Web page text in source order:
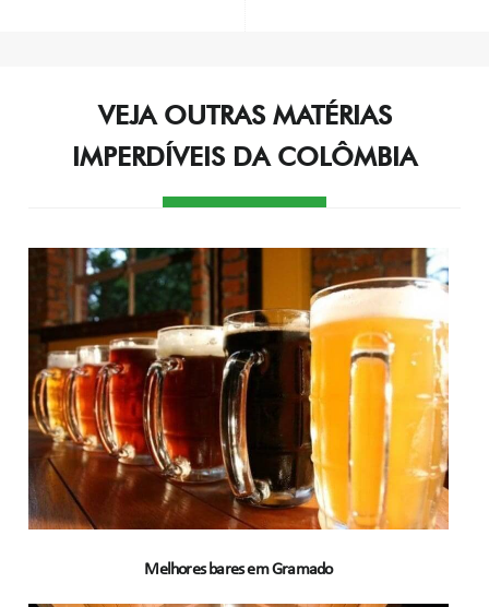
VEJA OUTRAS MATÉRIAS
IMPERDÍVEIS DA COLÔMBIA
Melhores bares em Gramado